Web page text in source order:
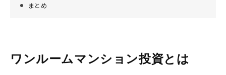
まとめ
ワンルームマンション投資とは